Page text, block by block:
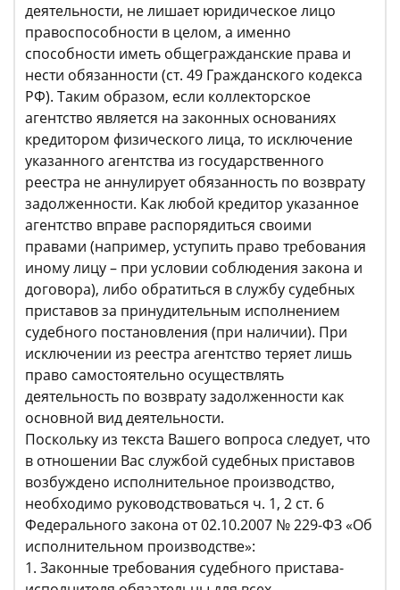
деятельности, не лишает юридическое лицо
правоспособности в целом, а именно
способности иметь общегражданские права и
нести обязанности (ст. 49 Гражданского кодекса
РФ). Таким образом, если коллекторское
агентство является на законных основаниях
кредитором физического лица, то исключение
указанного агентства из государственного
реестра не аннулирует обязанность по возврату
задолженности. Как любой кредитор указанное
агентство вправе распорядиться своими
правами (например, уступить право требования
иному лицу – при условии соблюдения закона и
договора), либо обратиться в службу судебных
приставов за принудительным исполнением
судебного постановления (при наличии). При
исключении из реестра агентство теряет лишь
право самостоятельно осуществлять
деятельность по возврату задолженности как
основной вид деятельности.
Поскольку из текста Вашего вопроса следует, что
в отношении Вас службой судебных приставов
возбуждено исполнительное производство,
необходимо руководствоваться ч. 1, 2 ст. 6
Федерального закона от 02.10.2007 № 229-ФЗ «Об
исполнительном производстве»:
1. Законные требования судебного пристава-